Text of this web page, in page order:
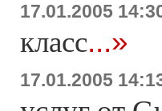
17.01.2005
класс...»
17.01.2005